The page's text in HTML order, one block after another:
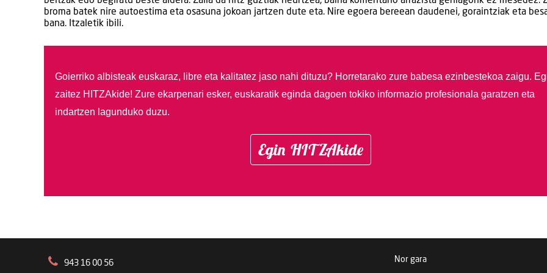
broma batek nire autoestima eta osasuna jokoan jartzen dute eta. Nire egoera bereean daudenei, goraintziak eta
bana. Itzaletik ibili.
Goierriko albisteak euskaraz, libre eta kalitatez jaso nahi dituzu? Horretarako zure babesa ezinbestekoa zaigu.
zaitez HITZAkide! Zure ekarpenari esker, euskaratik eginda dagoen tokiko informazio profesionala garatzen eta
indartzen lagunduko duzu.
Egin HITZAkide
943 16 00 56 Nor gara